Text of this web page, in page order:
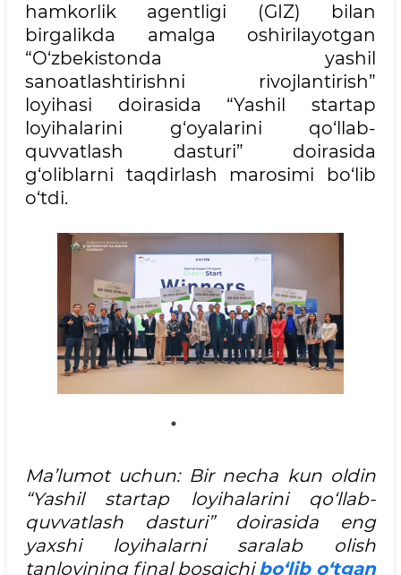
hamkorlik agentligi (GIZ) bilan
birgalikda amalga oshirilayotgan
“O‘zbekistonda yashil
sanoatlashtirishni rivojlantirish”
loyihasi doirasida “Yashil startap
loyihalarini g‘oyalarini qo‘llab-
quvvatlash dasturi” doirasida
g‘oliblarni taqdirlash marosimi bo‘lib
o‘tdi.
Ma’lumot uchun: Bir necha kun oldin
“Yashil startap loyihalarini qo‘llab-
quvvatlash dasturi” doirasida eng
yaxshi loyihalarni saralab olish
tanlovining final bosqichibo‘lib o‘tgan